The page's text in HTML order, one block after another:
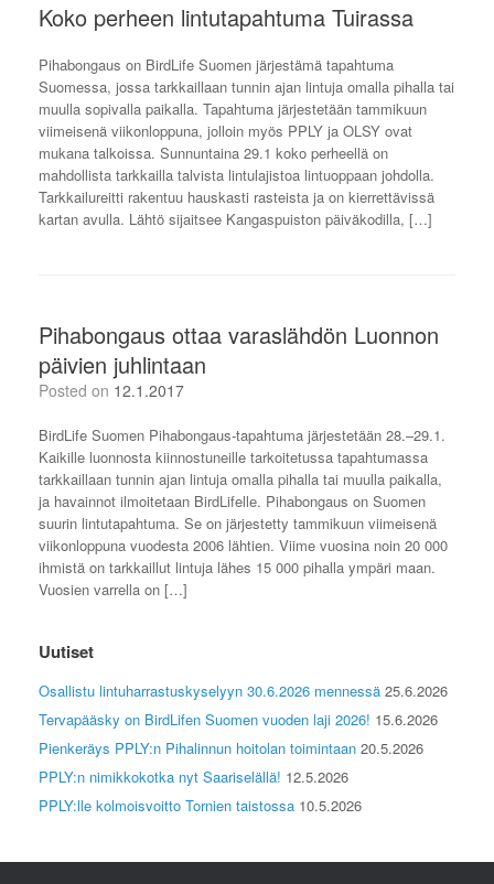
Koko perheen lintutapahtuma Tuirassa
Pihabongaus on BirdLife Suomen järjestämä tapahtuma
Suomessa, jossa tarkkaillaan tunnin ajan lintuja omalla pihalla tai
muulla sopivalla paikalla. Tapahtuma järjestetään tammikuun
viimeisenä viikonloppuna, jolloin myös PPLY ja OLSY ovat
mukana talkoissa. Sunnuntaina 29.1 koko perheellä on
mahdollista tarkkailla talvista lintulajistoa lintuoppaan johdolla.
Tarkkailureitti rakentuu hauskasti rasteista ja on kierrettävissä
kartan avulla. Lähtö sijaitsee Kangaspuiston päiväkodilla, […]
Pihabongaus ottaa varaslähdön Luonnon
päivien juhlintaan
Posted on 12.1.2017
BirdLife Suomen Pihabongaus-tapahtuma järjestetään 28.–29.1.
Kaikille luonnosta kiinnostuneille tarkoitetussa tapahtumassa
tarkkaillaan tunnin ajan lintuja omalla pihalla tai muulla paikalla,
ja havainnot ilmoitetaan BirdLifelle. Pihabongaus on Suomen
suurin lintutapahtuma. Se on järjestetty tammikuun viimeisenä
viikonloppuna vuodesta 2006 lähtien. Viime vuosina noin 20 000
ihmistä on tarkkaillut lintuja lähes 15 000 pihalla ympäri maan.
Vuosien varrella on […]
Uutiset
Osallistu lintuharrastuskyselyyn 30.6.2026 mennessä 25.6.2026
Tervapääsky on BirdLifen Suomen vuoden laji 2026! 15.6.2026
Pienkeräys PPLY:n Pihalinnun hoitolan toimintaan 20.5.2026
PPLY:n nimikkokotka nyt Saariselällä! 12.5.2026
PPLY:lle kolmoisvoitto Tornien taistossa 10.5.2026